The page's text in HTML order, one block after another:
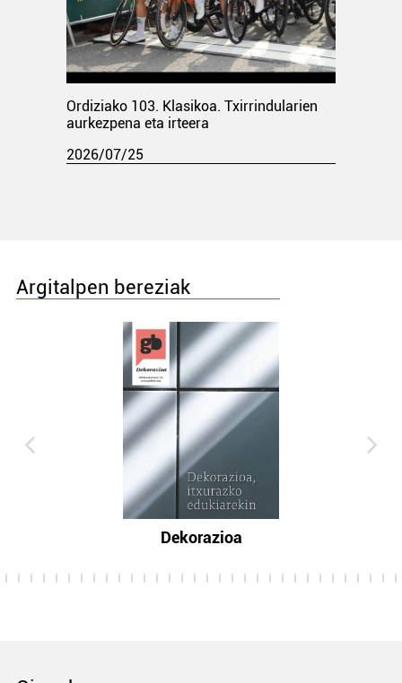
Ordiziako 103. Klasikoa. Txirrindularien
aurkezpena eta irteera
2026/07/25
Argitalpen bereziak
Dekorazioa